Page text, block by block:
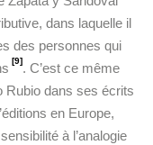
dans laquelle il
des personnes qui
[9]. C’est ce même
Rubio dans ses écrits
en Europe,
à l’analogie